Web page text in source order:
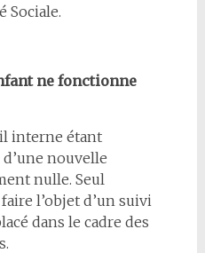
Sociale.
ne fonctionne
interne étant
nouvelle
nulle. Seul
l’objet d’un suivi
dans le cadre des